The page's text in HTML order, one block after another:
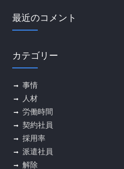
最近のコメント
カテゴリー
事情
人材
労働時間
契約社員
採用率
派遣社員
解除